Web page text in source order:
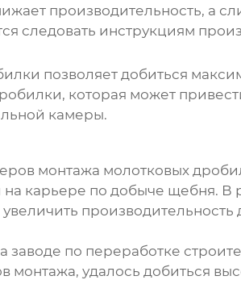
производительность, а
следовать инструкциям
позволяет добиться
которая может
камеры.
монтажа молотковых
карьере по добыче щебня. В
заводе по переработке
монтажа, удалось добиться